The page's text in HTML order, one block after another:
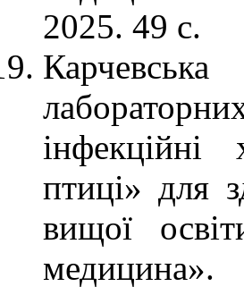
2025. 49 с.
птиці» для
вищої